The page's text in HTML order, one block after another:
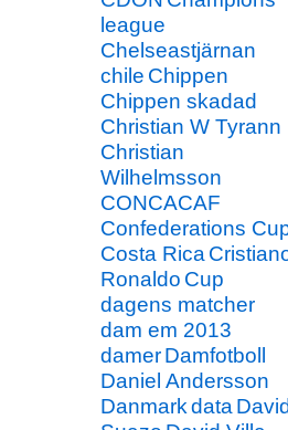
league
Chelseastjärnan
chile Chippen
Chippen skadad
Christian W Tyrann
Christian
Wilhelmsson
CONCACAF
Confederations
Costa Rica
Ronaldo Cup
dagens matcher
dam em 2013
damerDamfotboll
Daniel Andersson
Danmarkdata